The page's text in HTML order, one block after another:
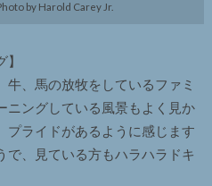
by Harold Carey Jr.
、馬の放牧をしているファミ
ニングしている風景もよく見か
プライドがあるように感じます
で、見ている方もハラハラドキ